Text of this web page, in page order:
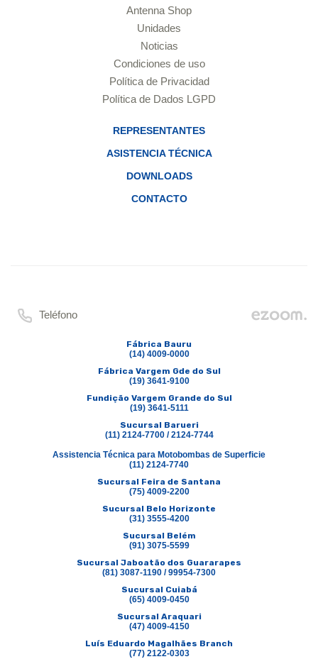
Antenna Shop
Unidades
Noticias
Condiciones de uso
Política de Privacidad
Política de Dados LGPD
REPRESENTANTES
ASISTENCIA TÉCNICA
DOWNLOADS
CONTACTO
Teléfono
Fábrica Bauru
(14) 4009-0000
Fábrica Vargem Gde do Sul
(19) 3641-9100
Fundição Vargem Grande do Sul
(19) 3641-5111
Sucursal Barueri
(11) 2124-7700 / 2124-7744
Assistencia Técnica para Motobombas de Superficie
(11) 2124-7740
Sucursal Feira de Santana
(75) 4009-2200
Sucursal Belo Horizonte
(31) 3555-4200
Sucursal Belém
(91) 3075-5599
Sucursal Jaboatão dos Guararapes
(81) 3087-1190 / 99954-7300
Sucursal Cuiabá
(65) 4009-0450
Sucursal Araquari
(47) 4009-4150
Luís Eduardo Magalhães Branch
(77) 2122-0303